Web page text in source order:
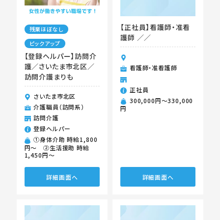
残業ほぼなし
ピックアップ
【登録ヘルパー】訪問介
護／さいたま市北区／
訪問介護まりも
さいたま市北区
介護職員（訪問系）
訪問介護
登録ヘルパー
①身体介助 時給1,800
円～ ②生活援助 時給
1,450円～
詳細画面へ
【正社員】看護師・准看
護師 ／／
看護師・准看護師
正社員
300,000円〜330,000
円
詳細画面へ